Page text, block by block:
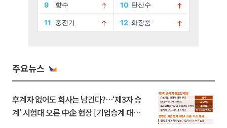
주요뉴스
후계자 없어도 회사는 남긴다?…‘제3자 승
계’ 시험대 오른 中企 현장 [기업승계 대전